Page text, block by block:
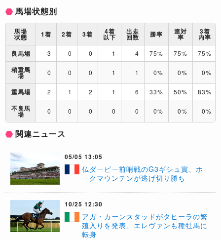
馬場状態別
馬場
状態 1着 2着 3着 4着
以下
出走
回数 勝率 連対
率
3着
内率
良馬場
3 0 0 1 4 75% 75% 75%
稍重馬
場 0 0 0 1 1 0% 0% 0%
重馬場 2 1 2 1 6 33% 50% 83%
不良馬
場 0 0 0 0 0 0% 0% 0%
関連ニュース
05/05 13:05
仏ダービー前哨戦のG3ギシュ賞、ホ
ークマウンテンが逃げ切り勝ち
10/25 12:30
アガ・カーンスタッドがタヒーラの繁
殖入りを発表、エレヴァンも種牡馬に
転身